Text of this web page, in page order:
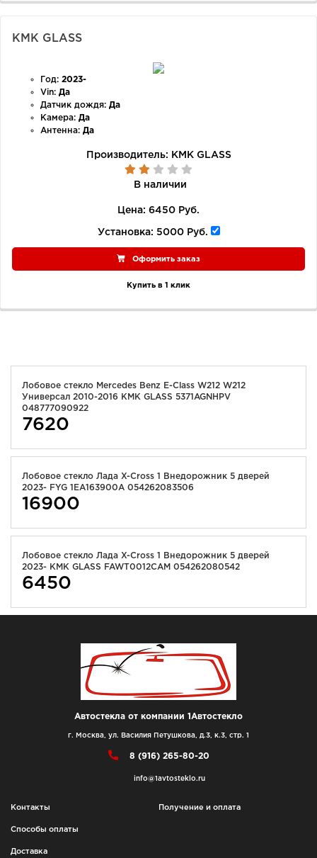
KMK GLASS
Год: 2023-
Vin: Да
Датчик дождя: Да
Камера: Да
Антенна: Да
Производитель: KMK GLASS
В наличии
Цена: 6450 Руб.
Установка: 5000 Руб.
Оформить заказ
Купить в 1 клик
Лобовое стекло Mercedes Benz E-Class W212 W212
Универсал 2010-2016 KMK GLASS 5371AGNHPV
048777090922
7620
Лобовое стекло Лада X-Cross 1 Внедорожник 5 дверей
2023- FYG 1EA163900A 054262083506
16900
Лобовое стекло Лада X-Cross 1 Внедорожник 5 дверей
2023- KMK GLASS FAWT0012CAM 054262080542
6450
Автостекла от компании 1Автостекло
г. Москва, ул. Василия Петушкова, д.3, к.3, стр. 1
8 (916) 265-80-20
info@1avtosteklo.ru
Контакты
Способы оплаты
Доставка
Получение и оплата